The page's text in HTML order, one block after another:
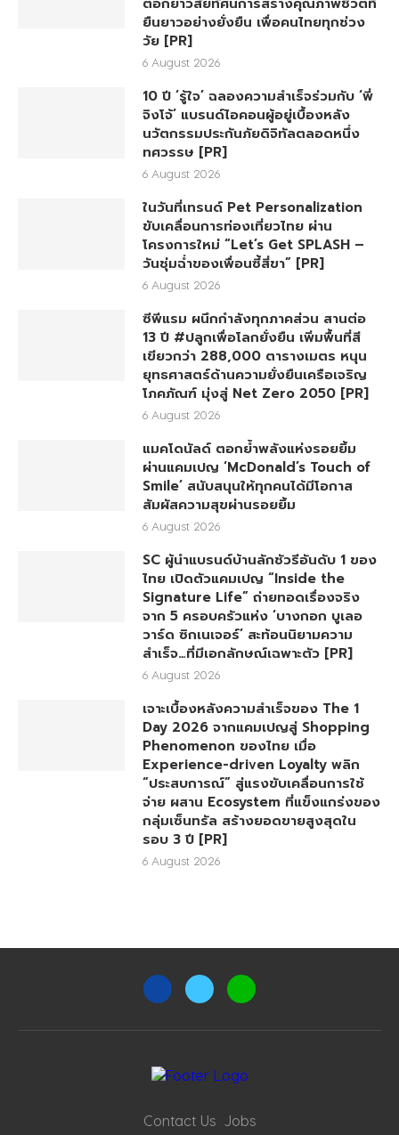
ยืนยาวอย่างยั่งยืน เพื่อคนไทยทุกช่วง
วัย [PR]
6 August 2026
10 ปี ‘รู้ใจ’ ฉลองความสำเร็จร่วมกับ ‘พี่
จิงโจ้’ แบรนด์ไอคอนผู้อยู่เบื้องหลัง
นวัตกรรมประกันภัยดิจิทัลตลอดหนึ่ง
ทศวรรษ [PR]
6 August 2026
ในวันที่เทรนด์ Pet Personalization
ขับเคลื่อนการท่องเที่ยวไทย ผ่าน
โครงการใหม่ “Let’s Get SPLASH –
วันชุ่มฉ่ำของเพื่อนซี้สี่ขา” [PR]
6 August 2026
ซีพีแรม ผนึกกำลังทุกภาคส่วน สานต่อ
13 ปี #ปลูกเพื่อโลกยั่งยืน เพิ่มพื้นที่สี
เขียวกว่า 288,000 ตารางเมตร หนุน
ยุทธศาสตร์ด้านความยั่งยืนเครือเจริญ
โภคภัณฑ์ มุ่งสู่ Net Zero 2050 [PR]
6 August 2026
แมคโดนัลด์ ตอกย้ำพลังแห่งรอยยิ้ม
ผ่านแคมเปญ ‘McDonald’s Touch of
Smile’ สนับสนุนให้ทุกคนได้มีโอกาส
สัมผัสความสุขผ่านรอยยิ้ม
6 August 2026
SC ผู้นำแบรนด์บ้านลักชัวรีอันดับ 1 ของ
ไทย เปิดตัวแคมเปญ “Inside the
Signature Life” ถ่ายทอดเรื่องจริง
จาก 5 ครอบครัวแห่ง ‘บางกอก บูเลอ
วาร์ด ซิกเนเจอร์’ สะท้อนนิยามความ
สำเร็จ…ที่มีเอกลักษณ์เฉพาะตัว [PR]
6 August 2026
เจาะเบื้องหลังความสำเร็จของ The 1
Day 2026 จากแคมเปญสู่ Shopping
Phenomenon ของไทย เมื่อ
Experience-driven Loyalty พลิก
“ประสบการณ์” สู่แรงขับเคลื่อนการใช้
จ่าย ผสาน Ecosystem ที่แข็งแกร่งของ
กลุ่มเซ็นทรัล สร้างยอดขายสูงสุดใน
รอบ 3 ปี [PR]
6 August 2026
Contact Us Jobs